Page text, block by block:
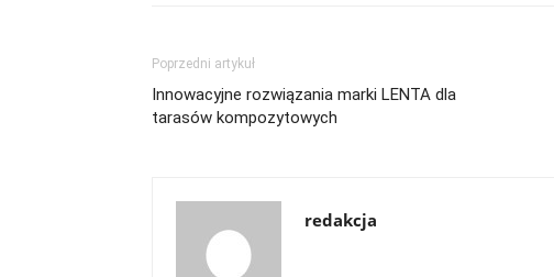
Poprzedni artykuł
Innowacyjne rozwiązania marki LENTA dla
tarasów kompozytowych
redakcja